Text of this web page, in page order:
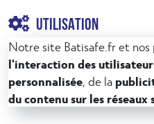
d’évacuation
d’évacuation
UTILISATION
Notre site Batisafe.fr et nos
l'interaction des
personnalisée , de la
du contenu sur les réseaux